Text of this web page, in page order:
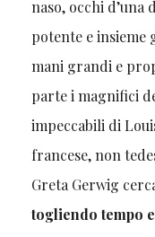
naso, occhi d’una
potente e insieme
mani grandi e
parte i magnifici
impeccabili di
francese, non
Greta Gerwig
togliendo tempo